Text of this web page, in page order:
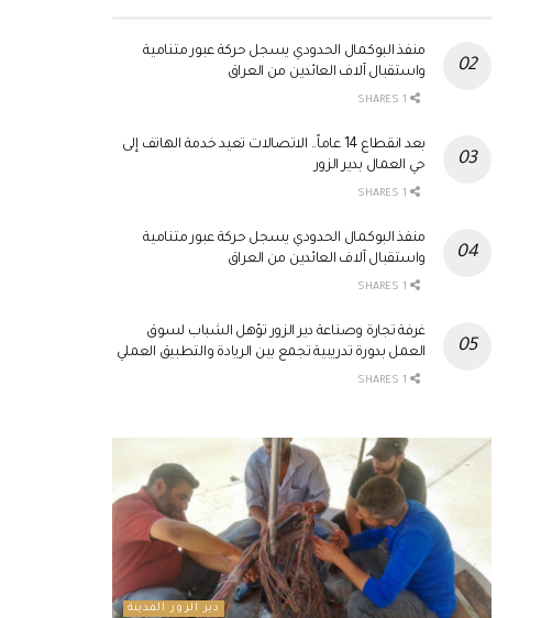
منفذ البوكمال الحدودي يسجل حركة عبور متنامية
واستقبال آلاف العائدين من العراق
بعد انقطاع 14 عاماً.. الاتصالات تعيد خدمة الهاتف إلى
حي العمال بدير الزور
منفذ البوكمال الحدودي يسجل حركة عبور متنامية
واستقبال آلاف العائدين من العراق
غرفة تجارة وصناعة دير الزور تؤهل الشباب لسوق
العمل بدورة تدريبية تجمع بين الريادة والتطبيق العملي
دير الزور المدينة